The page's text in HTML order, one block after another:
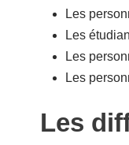
Les
Les
Les
Les
Les